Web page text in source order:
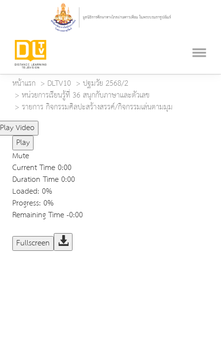
หน้าแรก DLTV10
ปฐมวัย 2568/2
หน่วยการเรียนรู้ที่ 36 สนุกกับภาษาและตัวเลข
รายการ กิจกรรมศิลปะสร้างสรรค์/กิจกรรมเล่นตามมุม
Play Video
Play
Mute
Current Time0:00
Duration Time0:00
Loaded: 0%
Progress: 0%
Remaining Time-0:00
Fullscreen